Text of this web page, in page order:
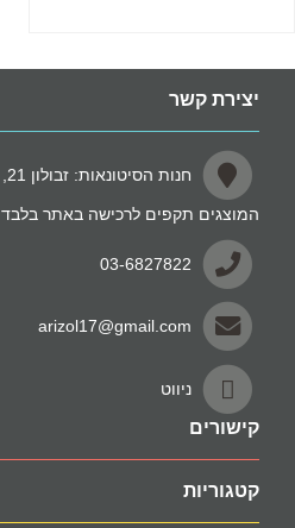
יצירת קשר
המוצגים תקפים לרכישה באתר בלבד
03-6827822
arizol17@gmail.com
ניווט
קישורים
קטגוריות